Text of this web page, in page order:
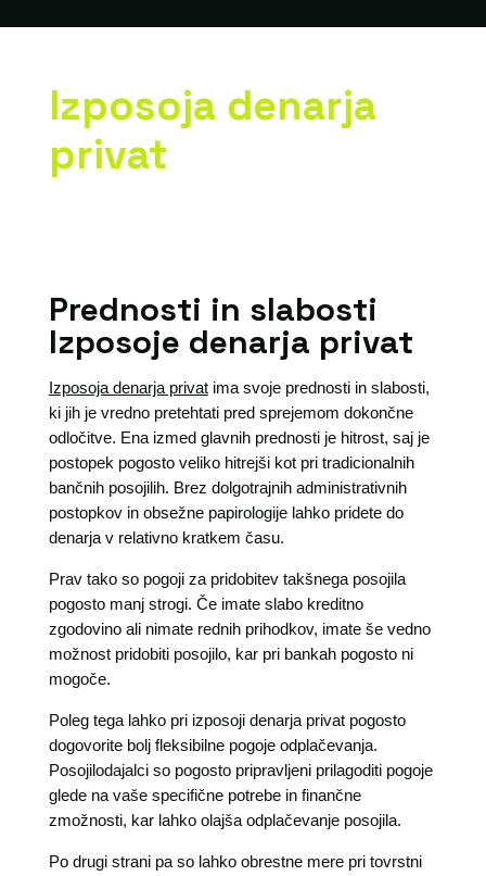
Izposoja denarja
privat
Prednosti in slabosti
Izposoje denarja privat
Izposoja denarja privatima svoje prednosti in slabosti,
ki jih je vredno pretehtati pred sprejemom dokončne
odločitve. Ena izmed glavnih prednosti je hitrost, saj je
postopek pogosto veliko hitrejši kot pri tradicionalnih
bančnih posojilih. Brez dolgotrajnih administrativnih
postopkov in obsežne papirologije lahko pridete do
denarja v relativno kratkem času.
Prav tako so pogoji za pridobitev takšnega posojila
pogosto manj strogi. Če imate slabo kreditno
zgodovino ali nimate rednih prihodkov, imate še vedno
možnost pridobiti posojilo, kar pri bankah pogosto ni
mogoče.
Poleg tega lahko pri izposoji denarja privat pogosto
dogovorite bolj fleksibilne pogoje odplačevanja.
Posojilodajalci so pogosto pripravljeni prilagoditi pogoje
glede na vaše specifične potrebe in finančne
zmožnosti, kar lahko olajša odplačevanje posojila.
Po drugi strani pa so lahko obrestne mere pri tovrstni